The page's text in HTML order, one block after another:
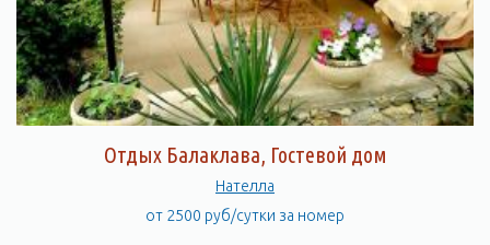
Отдых Балаклава, Гостевой дом
Нателла
от 2500 руб/сутки за номер